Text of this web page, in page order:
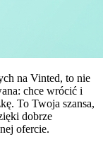
na Vinted, to nie
chce wrócić i
To Twoja szansa,
dobrze
ofercie.